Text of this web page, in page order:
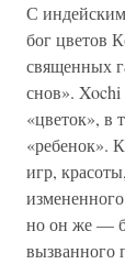
С индейским
бог цветов
священных
снов». Xochi
«цветок», в
«ребенок».
игр,
но он же —
вызванного